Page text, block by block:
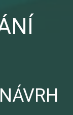
NÁVRH